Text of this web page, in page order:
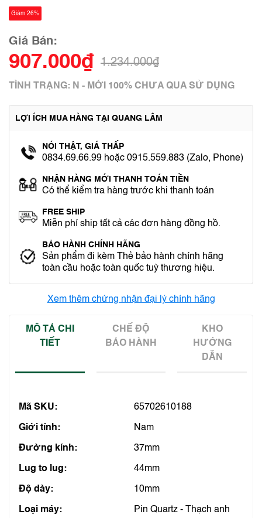
Giảm 26%
Giá Bán:
907.000₫ 1.234.000₫
TÌNH TRẠNG: N - MỚI 100% CHƯA QUA SỬ DỤNG
LỢI ÍCH MUA HÀNG TẠI QUANG LÂM
NÓI THẬT, GIÁ THẤP
0834.69.66.99 hoặc 0915.559.883 (Zalo, Phone)
NHẬN HÀNG MỚI THANH TOÁN TIỀN
Có thể kiểm tra hàng trước khi thanh toán
FREE SHIP
Miễn phí ship tất cả các đơn hàng đồng hồ.
BẢO HÀNH CHÍNH HÃNG
Sản phẩm đi kèm Thẻ bảo hành chính hãng
toàn cầu hoặc toàn quốc tuỳ thương hiệu.
Xem thêm chứng nhận đại lý chính hãng
MÔ TẢ CHI
TIẾT
CHẾ ĐỘ
BẢO HÀNH
KHO
HƯỚNG
DẪN
Mã SKU: 65702610188
Giới tính: Nam
Đường kính: 37mm
Lug to lug: 44mm
Độ dày: 10mm
Loại máy: Pin Quartz - Thạch anh